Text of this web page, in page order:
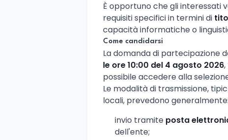
È opportuno che gli interessati
requisiti specifici in termini di
capacità informatiche o
Come candidarsi
La domanda di partecipazione
le ore 10:00 del 4 agosto 2026
possibile accedere alla
Le modalità di trasmissione,
locali, prevedono generalmente:
invio tramite posta
dell'ente;